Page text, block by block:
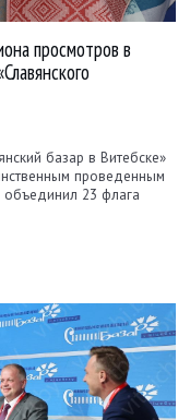
просмотров в
базар в Витебске»
проведенным
объединил 23 флага